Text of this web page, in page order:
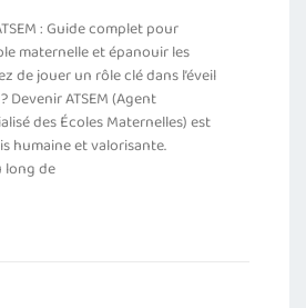
: Guide complet pour
maternelle et épanouir les
de jouer un rôle clé dans l’éveil
ATSEM (Agent
des Écoles Maternelles) est
humaine et valorisante.
long de